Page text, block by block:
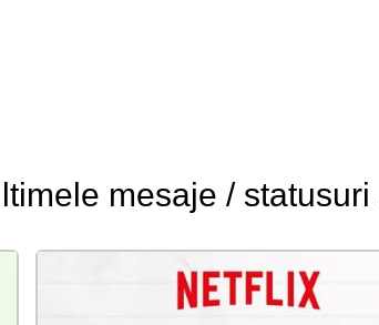
mesaje / statusuri